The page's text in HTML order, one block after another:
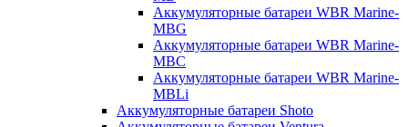
Аккумуляторные батареи WBR Marine-
MBG
Аккумуляторные батареи WBR Marine-
MBC
Аккумуляторные батареи WBR Marine-
MBLi
Аккумуляторные батареи Shoto